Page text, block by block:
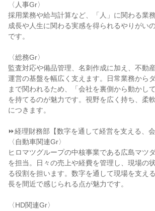
〈人事Gr〉
採用業務や給与計算など、「人」に関わる業
成長や人生に関わる実感を得られるやりがい
です。
〈総務Gr〉
監査対応や備品管理、名刺作成に加え、不動
運営の基盤を幅広く支えます。日常業務から
まで関われるため、「会社を裏側から動かし
を持てるのが魅力です。視野を広く持ち、柔
につきます。
⏩経理財務部【数字を通して経営を支える、会
〈自動車関連Gr〉
ヒロマツグループの中核事業である広島マツ
を担当。日々の売上や経費を管理し、現場の
る役割を担います。数字を通して現場を支え
長を間近で感じられる点が魅力です。
〈HD関連Gr〉